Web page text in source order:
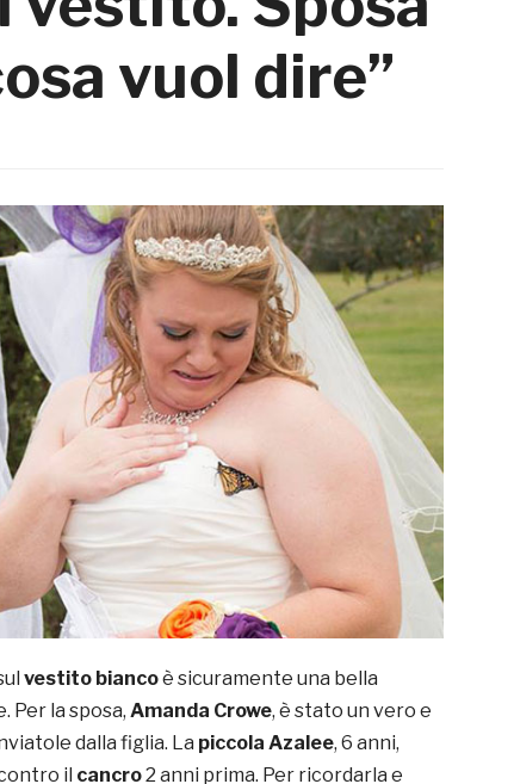
vuol dire”
vestito biancoè sicuramente una bella
Per la sposa, Amanda Crowe, è stato un vero e
dalla figlia. La piccola Azalee, 6 anni,
il cancro2 anni prima. Per ricordarla e